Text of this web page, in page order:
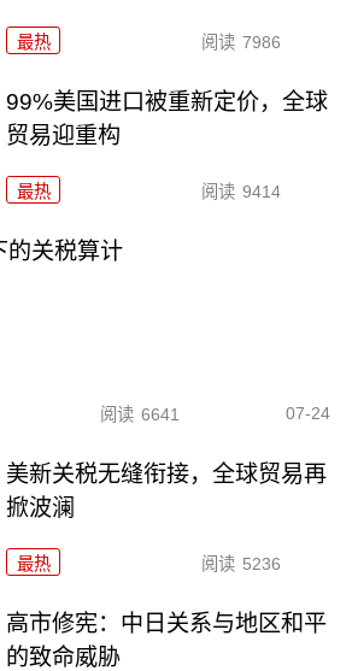
最热 阅读 7986
99%美国进口被重新定价，全球
贸易迎重构
最热 阅读 9414
的关税算计
阅读 6641 07-24
美新关税无缝衔接，全球贸易再
掀波澜
最热 阅读 5236
高市修宪：中日关系与地区和平
的致命威胁